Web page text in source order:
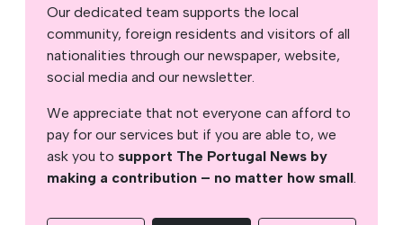
Our dedicated team supports the local
community, foreign residents and visitors of all
nationalities through our newspaper, website,
social media and our newsletter.
We appreciate that not everyone can afford to
pay for our services but if you are able to, we
ask you to support The Portugal News by
making a contribution – no matter how small.